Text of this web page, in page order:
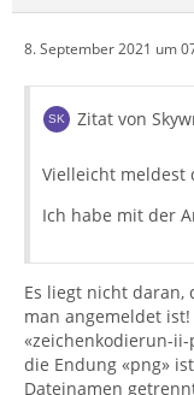
8. September 2021 um
Zitat von
Vielleicht meldest
Ich habe mit der
Es liegt nicht daran,
man angemeldet
«zeichenkodierun-
die Endung «png»
Dateinamen